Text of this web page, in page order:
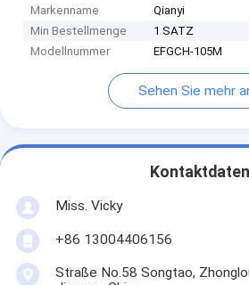
Markenname
Qianyi
Min Bestellmenge
1 SATZ
Modellnummer
EFGCH-105M
Sehen Sie mehr
Kontaktdaten
Miss. Vicky
+86 13004406156
Straße No.58 Songtao,